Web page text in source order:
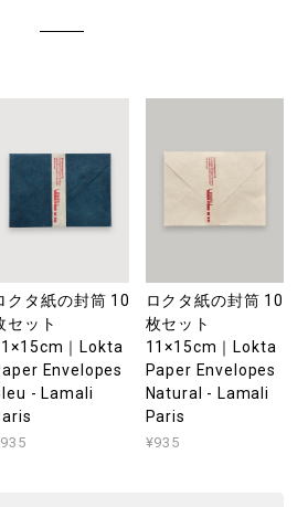
クタ紙の封筒 10
セット
｜Lokta
Envelopes
- Lamali
ロクタ紙の封筒 10
枚セット
11×15cm｜Lokta
Paper Envelopes
Natural - Lamali
Paris
¥935